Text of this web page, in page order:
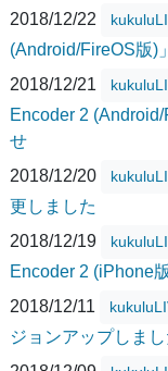
2018/12/22
(Android/FireOS版)
2018/12/21
Encoder 2
せ
2018/12/20
更しました
2018/12/19
Encoder 2 (iPhone
2018/12/11
ジョンアップしまし